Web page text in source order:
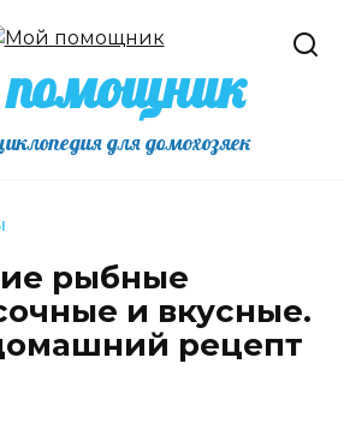
для домохозяек
рыбные
и вкусные.
рецепт